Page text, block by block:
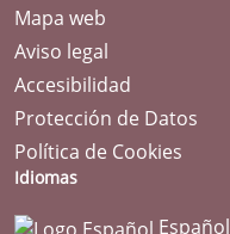
Mapa web
Aviso legal
Accesibilidad
Protección de Datos
Política de Cookies
Idiomas
Español